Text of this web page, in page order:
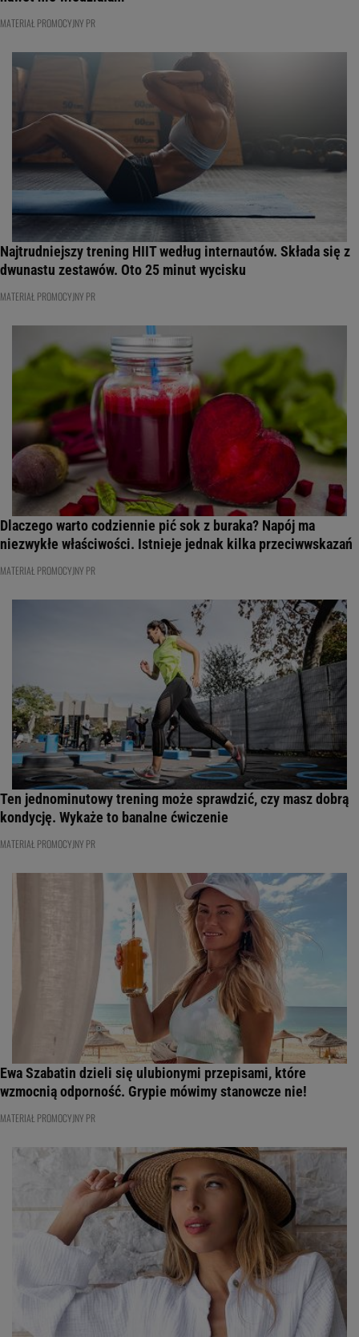
MATERIAŁ PROMOCYJNY PR
Najtrudniejszy trening HIIT według internautów. Składa się z
dwunastu zestawów. Oto 25 minut wycisku
MATERIAŁ PROMOCYJNY PR
Dlaczego warto codziennie pić sok z buraka? Napój ma
niezwykłe właściwości. Istnieje jednak kilka przeciwwskazań
MATERIAŁ PROMOCYJNY PR
Ten jednominutowy trening może sprawdzić, czy masz dobrą
kondycję. Wykaże to banalne ćwiczenie
MATERIAŁ PROMOCYJNY PR
Ewa Szabatin dzieli się ulubionymi przepisami, które
wzmocnią odporność. Grypie mówimy stanowcze nie!
MATERIAŁ PROMOCYJNY PR